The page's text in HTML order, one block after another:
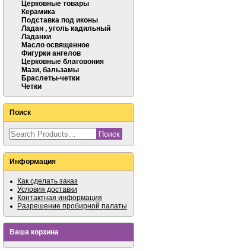
Церковные товары
Керамика
Подставка под иконы
Ладан , уголь кадильный
Ладанки
Масло освященное
Фигурки ангелов
Церковные благовония
Мази, бальзамы
Браслеты-четки
Четки
Поиск
Информация
Как сделать заказ
Условия доставки
Контактная информация
Разрешение пробирной палаты
Ваша корзина